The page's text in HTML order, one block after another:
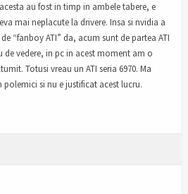
au fost in timp in ambele tabere, e
mai neplacute la drivere. Insa si nvidia a
“fanboy ATI” da, acum sunt de partea ATI
vedere, in pc in acest moment am o
Totusi vreau un ATI seria 6970. Ma
si nu e justificat acest lucru.